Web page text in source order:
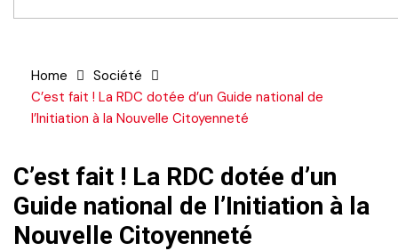
Home
Société
C’est fait ! La RDC dotée d’un Guide national de
l’Initiation à la Nouvelle Citoyenneté
C’est fait ! La RDC dotée d’un
Guide national de l’Initiation à la
Nouvelle Citoyenneté